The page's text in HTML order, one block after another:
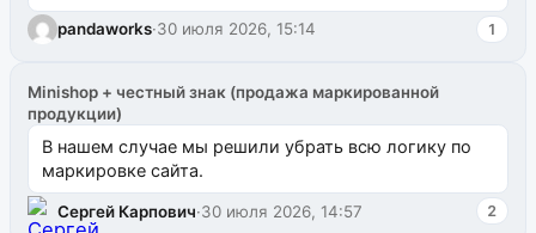
одноименном разделе на modx.pro пока пуст, и,...
pandaworks·30 июля 2026, 15:14 1
Minishop + честный знак (продажа маркированной
продукции)
В нашем случае мы решили убрать всю логику по
маркировке сайта.
Сергей Карпович·30 июля 2026, 14:57 2